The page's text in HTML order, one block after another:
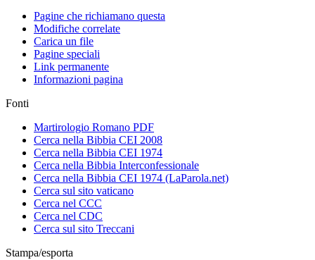
Pagine che richiamano questa
Modifiche correlate
Carica un file
Pagine speciali
Link permanente
Informazioni pagina
Fonti
Martirologio Romano PDF
Cerca nella Bibbia CEI 2008
Cerca nella Bibbia CEI 1974
Cerca nella Bibbia Interconfessionale
Cerca nella Bibbia CEI 1974 (LaParola.net)
Cerca sul sito vaticano
Cerca nel CCC
Cerca nel CDC
Cerca sul sito Treccani
Stampa/esporta